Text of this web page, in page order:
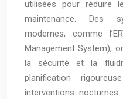
utilisées pour réduire
maintenance. Des
modernes, comme
Management System),
la sécurité et la
planification
interventions